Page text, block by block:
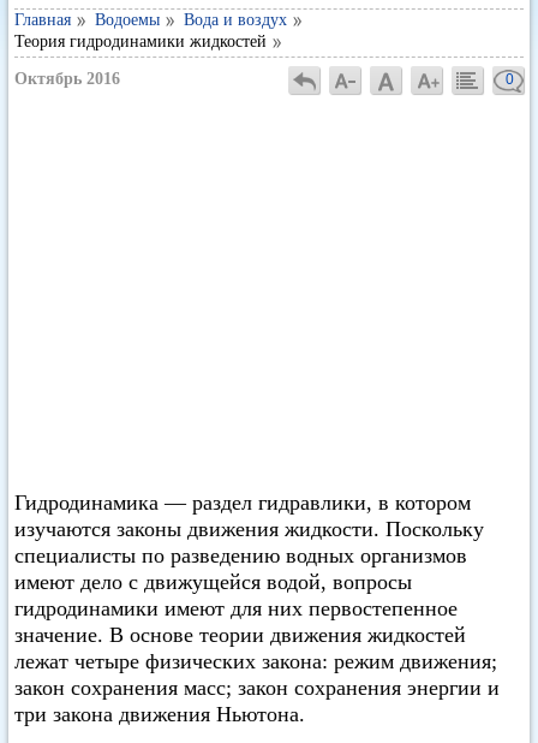
Главная Водоемы
Вода и воздух
Теория гидродинамики жидкостей
Октябрь 2016 0
Гидродинамика — раздел гидравлики, в котором
изучаются законы движения жидкости. Поскольку
специалисты по разведению водных организмов
имеют дело с движущейся водой, вопросы
гидродинамики имеют для них первостепенное
значение. В основе теории движения жидкостей
лежат четыре физических закона: режим движения;
закон сохранения масс; закон сохранения энергии и
три закона движения Ньютона.